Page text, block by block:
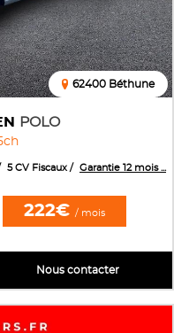
POLO
62400 Béthune
5 CV Fiscaux Garantie 12 mois ...
222€ / mois
Nous contacter